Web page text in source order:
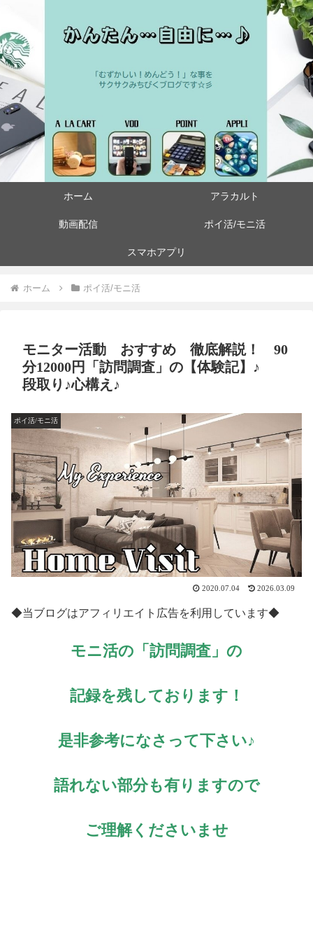
ホーム アラカルト
動画配信 ポイ活/モニ活
スマホアプリ
ホーム ポイ活/モニ活
モニター活動 おすすめ 徹底解説！ 90
分12000円「訪問調査」の【体験記】♪
段取り♪心構え♪
ポイ活/モニ活
2020.07.04 2026.03.09
◆当ブログはアフィリエイト広告を利用しています◆
モニ活の「訪問調査」の
記録を残しております！
是非参考になさって下さい♪
語れない部分も有りますので
ご理解くださいませ